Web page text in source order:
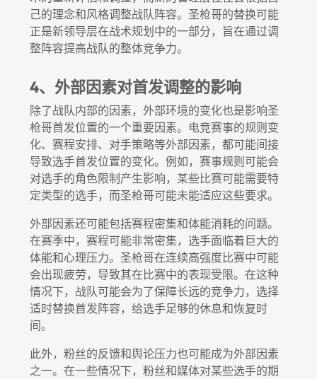
己的理念和风格调整战队阵容。圣枪哥的替换可能
正是新领导层在战术规划中的一部分，旨在通过调
整阵容提高战队的整体竞争力。
4、外部因素对首发调整的影响
除了战队内部的因素，外部环境的变化也是影响圣
枪哥首发位置的一个重要因素。电竞赛事的规则变
化、赛程安排、对手策略等外部因素，都可能间接
导致选手首发位置的变化。例如，赛事规则可能会
对选手的角色限制产生影响，某些比赛可能需要特
定类型的选手，而圣枪哥可能未能适应这些要求。
外部因素还可能包括赛程密集和体能消耗的问题。
在赛季中，赛程可能非常密集，选手面临着巨大的
体能和心理压力。圣枪哥在连续高强度比赛中可能
会出现疲劳，导致其在比赛中的表现受限。在这种
情况下，战队可能会为了保障长远的竞争力，选择
适时替换首发阵容，给选手足够的休息和恢复时
间。
此外，粉丝的反馈和舆论压力也可能成为外部因素
之一。在一些情况下，粉丝和媒体对某些选手的期